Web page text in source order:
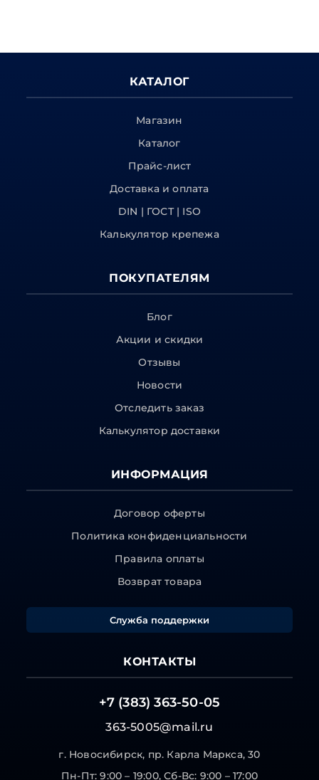
КАТАЛОГ
Магазин
Каталог
Прайс-лист
Доставка и оплата
DIN | ГОСТ | ISO
Калькулятор крепежа
ПОКУПАТЕЛЯМ
Блог
Акции и скидки
Отзывы
Новости
Отследить заказ
Калькулятор доставки
ИНФОРМАЦИЯ
Договор оферты
Политика конфиденциальности
Правила оплаты
Возврат товара
Служба поддержки
КОНТАКТЫ
+7 (383) 363-50-05
363-5005@mail.ru
г. Новосибирск, пр. Карла Маркса, 30
Пн-Пт: 9:00 – 19:00, Сб-Вс: 9:00 – 17:00